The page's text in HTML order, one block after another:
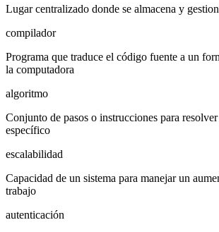
Lugar centralizado donde se almacena y
compilador
Programa que traduce el código fuente a un
la computadora
algoritmo
Conjunto de pasos o instrucciones para
específico
escalabilidad
Capacidad de un sistema para manejar un
trabajo
autenticación